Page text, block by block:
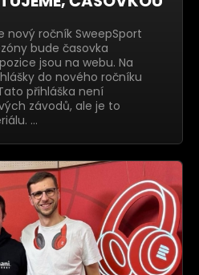
nový ročník SweepSport
bude časovka
jsou na webu. Na
do nového ročníku
přihláška není
závodů, ale je to
…